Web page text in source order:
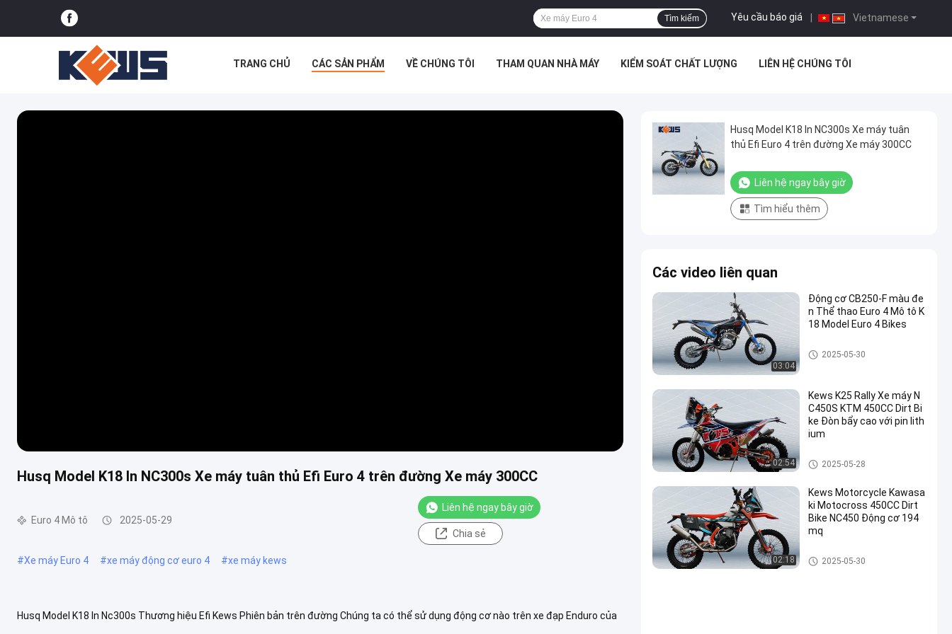
Vietnamese
Yêu cầu báo giá
Tìm kiếm
TRANG CHỦ CÁC SẢN PHẨM VỀ CHÚNG TÔI THAM QUAN NHÀ MÁY KIỂM SOÁT CHẤT LƯỢNG LIÊN HỆ CHÚNG TÔI
Husq Model K18 In NC300s Xe máy tuân thủ Efi Euro 4 trên đường Xe máy 300CC
Euro 4 Mô tô 2025-05-29
Liên hệ ngay bây giờ
Chia sẻ
#Xe máy Euro 4 #xe máy động cơ euro 4 #xe máy kews
Husq Model K18 In Nc300s Thương hiệu Efi Kews Phiên bản trên đường Chúng ta có thể sử dụng động cơ nào trên xe đạp Enduro của
Husq Model K18 In NC300s Xe máy tuân
thủ Efi Euro 4 trên đường Xe máy 300CC
Liên hệ ngay bây giờ
Tìm hiểu thêm
Các video liên quan
03:04
Động cơ CB250-F màu đe
n Thể thao Euro 4 Mô tô K
18 Model Euro 4 Bikes
Euro 4 Mô tô
2025-05-30
02:54
Kews K25 Rally Xe máy N
C450S KTM 450CC Dirt Bi
ke Đòn bẩy cao với pin lith
ium
Rally xe máy
2025-05-28
02:18
Kews Motorcycle Kawasa
ki Motocross 450CC Dirt
Bike NC450 Động cơ 194
mq
Rally xe máy
2025-05-30